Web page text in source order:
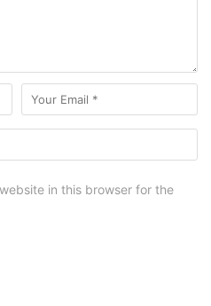
in this browser for the